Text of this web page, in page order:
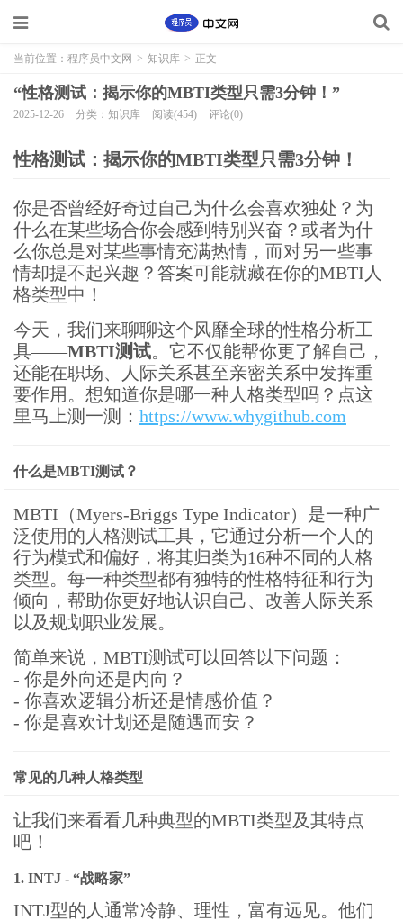
当前位置： 程序员中文网 > 知识库 > 正文
“性格测试：揭示你的MBTI类型只需3分钟！”
2025-12-26 分类：知识库 阅读(454) 评论(0)
性格测试：揭示你的MBTI类型只需3分钟！
你是否曾经好奇过自己为什么会喜欢独处？为
什么在某些场合你会感到特别兴奋？或者为什
么你总是对某些事情充满热情，而对另一些事
情却提不起兴趣？答案可能就藏在你的MBTI人
格类型中！
今天，我们来聊聊这个风靡全球的性格分析工
具——MBTI测试。它不仅能帮你更了解自己，
还能在职场、人际关系甚至亲密关系中发挥重
要作用。想知道你是哪一种人格类型吗？点这
里马上测一测： https://www.whygithub.com
什么是MBTI测试？
MBTI（Myers-Briggs Type Indicator）是一种广
泛使用的人格测试工具，它通过分析一个人的
行为模式和偏好，将其归类为16种不同的人格
类型。每一种类型都有独特的性格特征和行为
倾向，帮助你更好地认识自己、改善人际关系
以及规划职业发展。
简单来说，MBTI测试可以回答以下问题：
- 你是外向还是内向？
- 你喜欢逻辑分析还是情感价值？
- 你是喜欢计划还是随遇而安？
常见的几种人格类型
让我们来看看几种典型的MBTI类型及其特点
吧！
1. INTJ - “战略家”
INTJ型的人通常冷静、理性，富有远见。他们